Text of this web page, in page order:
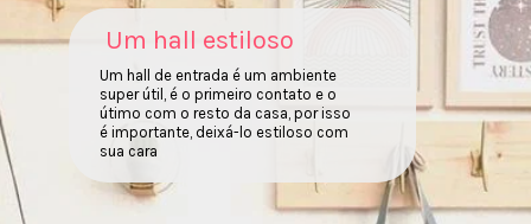
Um hall estiloso
Um hall de entrada é um ambiente
super útil, é o primeiro contato e o
útimo com o resto da casa, por isso
é importante, deixá-lo estiloso com
sua cara